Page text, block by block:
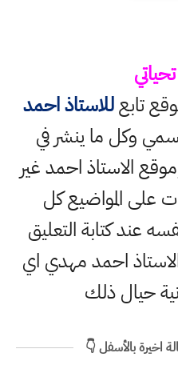
تابعللاستاذ احمد
وكل ما ينشر في
الاستاذ احمد غير
على المواضيع كل
كتابة التعليق
احمد مهدي اي
حيال ذلك
اخيرة بالأسفل 👇